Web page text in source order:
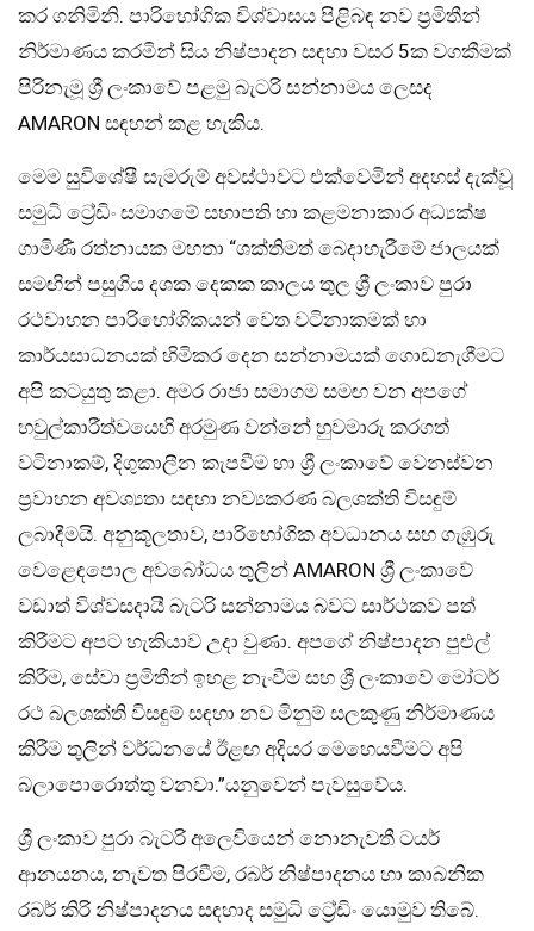
කර ගනිමිනි. පාරිභෝගික විශ්වාසය පිළිබඳ නව ප්‍රමිතීන්
නිර්මාණය කරමින් සිය නිෂ්පාදන සඳහා වසර 5ක වගකීමක්
පිරිනැමූ ශ්‍රී ලංකාවේ පළමු බැටරි සන්නාමය ලෙසද
AMARON සඳහන් කළ හැකිය.
මෙම සුවිශේෂී සැමරුම් අවස්ථාවට එක්වෙමින් අදහස් දැක්වූ
සමුධි ට්‍රේඩිං සමාගමේ සභාපති හා කළමනාකාර අධ්‍යක්ෂ
ගාමිණී රත්නායක මහතා “ශක්තිමත් බෙදාහැරීමේ ජාලයක්
සමඟින් පසුගිය දශක දෙකක කාලය තුල ශ්‍රී ලංකාව පුරා
රථවාහන පාරිභෝගිකයන් වෙත වටිනාකමක් හා
කාර්යසාධනයක් හිමිකර දෙන සන්නාමයක් ගොඩනැගීමට
අපි කටයුතු කළා. අමර රාජා සමාගම සමඟ වන අපගේ
හවුල්කාරීත්වයෙහි අරමුණ වන්නේ හුවමාරු කරගත්
වටිනාකම්, දිගුකාලීන කැපවීම හා ශ්‍රී ලංකාවේ වෙනස්වන
ප්‍රවාහන අවශ්‍යතා සඳහා නව්‍යකරණ බලශක්ති විසඳුම්
ලබාදීමයි. අනුකූලතාව, පාරිභෝගික අවධානය සහ ගැඹුරු
වෙළෙඳපොල අවබෝධය තුලින් AMARON ශ්‍රී ලංකාවේ
වඩාත් විශ්වසදායී බැටරි සන්නාමය බවට සාර්ථකව පත්
කිරීමට අපට හැකියාව උදා වුණා. අපගේ නිෂ්පාදන පුළුල්
කිරීම, සේවා ප්‍රමිතීන් ඉහළ නැංවීම සහ ශ්‍රී ලංකාවේ මෝටර්
රථ බලශක්ති විසඳුම් සඳහා නව මිනුම් සලකුණු නිර්මාණය
කිරීම තුලින් වර්ධනයේ ඊළඟ අදියර මෙහෙයවීමට අපි
බලාපොරොත්තු වනවා.”යනුවෙන් පැවසුවේය.
ශ්‍රී ලංකාව පුරා බැටරි අලෙවියෙන් නොනැවතී ටයර්
ආනයනය, නැවත පිරවීම, රබර් නිෂ්පාදනය හා කාබනික
රබර් කිරි නිෂ්පාදනය සඳහාද සමුධි ට්‍රේඩිං යොමුව තිබේ.